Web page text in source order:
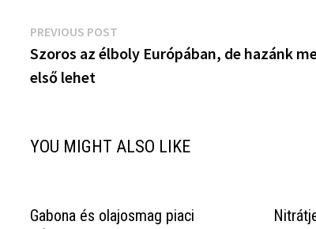
Bejegyzés
navigáció
PREVIOUS POST
post:
Szoros az élboly Európában, de hazánk
első lehet
YOU MIGHT ALSO LIKE
Gabona és olajosmag piaci